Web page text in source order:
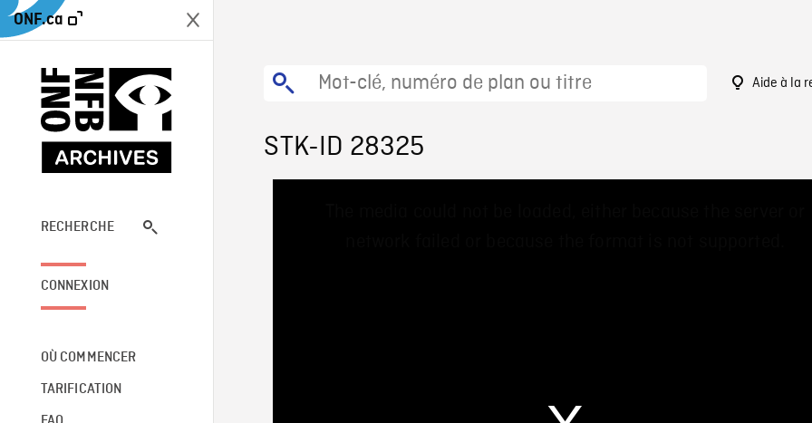
ONF.ca
RECHERCHE
CONNEXION
OÙ COMMENCER
TARIFICATION
Aide à la
STK-ID 28325